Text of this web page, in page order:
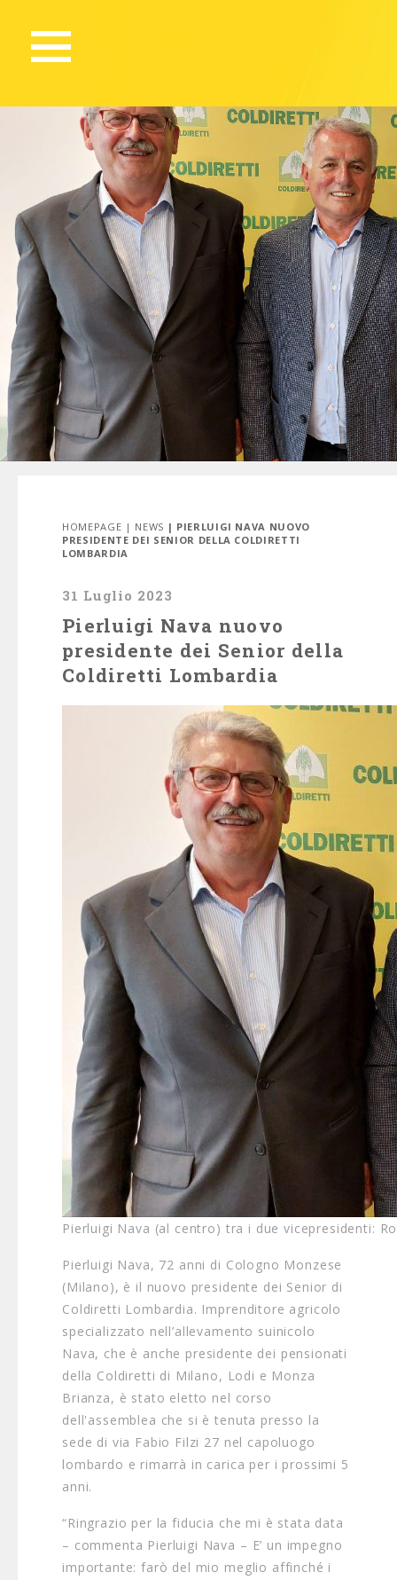
HOMEPAGE | NEWS | PIERLUIGI NAVA NUOVO
PRESIDENTE DEI SENIOR DELLA COLDIRETTI
LOMBARDIA
31 Luglio 2023
Pierluigi Nava nuovo
presidente dei Senior della
Coldiretti Lombardia
Pierluigi Nava (al centro) tra i due vicepresidenti:
Pierluigi Nava, 72 anni di Cologno Monzese
(Milano), è il nuovo presidente dei Senior di
Coldiretti Lombardia. Imprenditore agricolo
specializzato nell’allevamento suinicolo
Nava, che è anche presidente dei pensionati
della Coldiretti di Milano, Lodi e Monza
Brianza, è stato eletto nel corso
dell'assemblea che si è tenuta presso la
sede di via Fabio Filzi 27 nel capoluogo
lombardo e rimarrà in carica per i prossimi 5
anni.
“Ringrazio per la fiducia che mi è stata data
– commenta Pierluigi Nava – E’ un impegno
importante: farò del mio meglio affinché i